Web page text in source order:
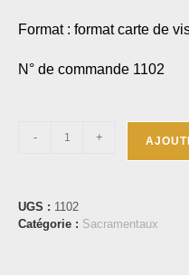
Format : format carte de
N° de commande 1102
- +
UGS : 1102
Catégorie : Sacramentaux